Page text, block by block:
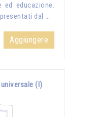
educazione.
dal …
Aggiungere
(I)